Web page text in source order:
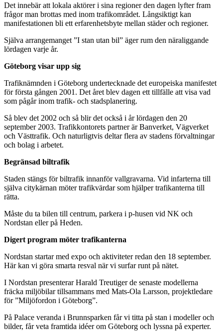
Det innebär att lokala aktörer i sina regioner den dagen lyfter fram
frågor man brottas med inom trafikområdet. Långsiktigt kan
manifestationen bli ett erfarenhetsbyte mellan städer och regioner.
Själva arrangemanget ”I stan utan bil” äger rum den näraliggande
lördagen varje år.
Göteborg visar upp sig
Trafiknämnden i Göteborg undertecknade det europeiska manifestet
för första gången 2001. Det året blev dagen ett tillfälle att visa vad
som pågår inom trafik- och stadsplanering.
Så blev det 2002 och så blir det också i år lördagen den 20
september 2003. Trafikkontorets partner är Banverket, Vägverket
och Västtrafik. Och naturligtvis deltar flera av stadens förvaltningar
och bolag i arbetet.
Begränsad biltrafik
Staden stängs för biltrafik innanför vallgravarna. Vid infarterna till
själva citykärnan möter trafikvärdar som hjälper trafikanterna till
rätta.
Måste du ta bilen till centrum, parkera i p-husen vid NK och
Nordstan eller på Heden.
Digert program möter trafikanterna
Nordstan startar med expo och aktiviteter redan den 18 september.
Här kan vi göra smarta resval när vi surfar runt på nätet.
I Nordstan presenterar Harald Treutiger de senaste modellerna
fräcka miljöbilar tillsammans med Mats-Ola Larsson, projektledare
för ”Miljöfordon i Göteborg”.
På Palace veranda i Brunnsparken får vi titta på stan i modeller och
bilder, får veta framtida idéer om Göteborg och lyssna på experter.